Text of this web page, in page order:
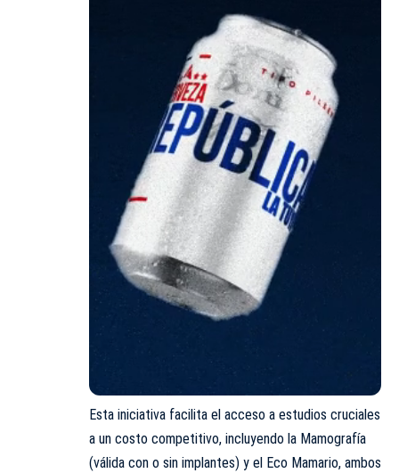
Esta iniciativa facilita el acceso a estudios cruciales
a un costo competitivo, incluyendo la Mamografía
(válida con o sin implantes) y el Eco Mamario, ambos